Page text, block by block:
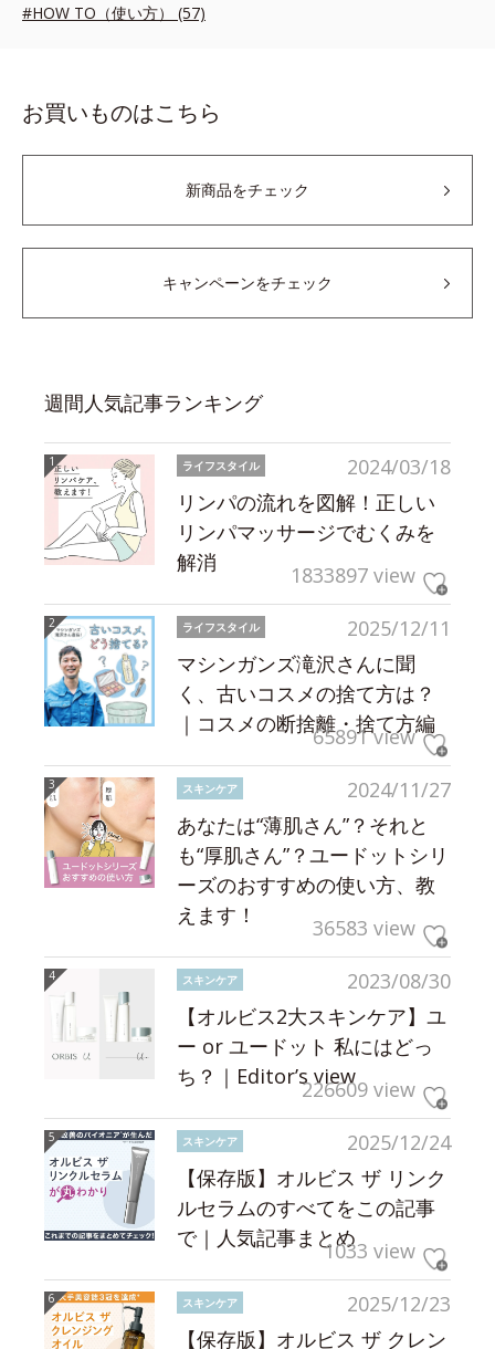
#HOW TO（使い方） (57)
お買いものはこちら
新商品をチェック
キャンペーンをチェック
週間人気記事ランキング
2024/03/18
ライフスタイル
リンパの流れを図解！正しい
リンパマッサージでむくみを
解消
1833897 view
2025/12/11
ライフスタイル
マシンガンズ滝沢さんに聞
く、古いコスメの捨て方は？
｜コスメの断捨離・捨て方編
65891 view
2024/11/27
スキンケア
あなたは“薄肌さん”？それと
も“厚肌さん”？ユードットシリ
ーズのおすすめの使い方、教
えます！
36583 view
2023/08/30
スキンケア
【オルビス2大スキンケア】ユ
ー or ユードット 私にはどっ
ち？｜Editor’s view226609 view
2025/12/24
スキンケア
【保存版】オルビス ザ リンク
ルセラムのすべてをこの記事
で｜人気記事まとめ1033 view
2025/12/23
スキンケア
【保存版】オルビス ザ クレン